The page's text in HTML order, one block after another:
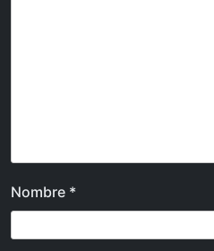
Nombre *